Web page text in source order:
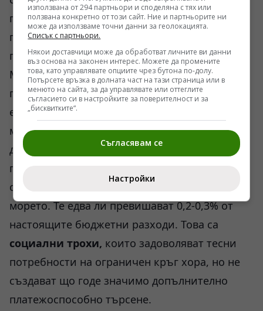
предприемачите да започнат да произвеждат
повече стоки няма на кого да ги продават,
поради липса на платежоспособно търсене.
Мерките за увеличение на майчинските
помощи, помощите за първокласниците,
енергийните помощи, ограничаването на
младежката безработица с няколко хиляди
души и други подобни, също могат да
помогнат на ограничен кръг хора, но в
сегашните им скромни мащаби са капка в
морето. Те едва ли превишават 0,2-0,3% от
настоящите бюджетни разходи. Това са
социални трохи, които задоволяват тесни
потребности на ограничен кръг хора, но не
създават що годе значимо допълнително
платежоспособно търсене.
използвана от 294 партньори и споделяна с тях или
ползвана конкретно от този сайт. Ние и партньорите ни
може да използваме точни данни за геолокацията.
Списък с партньори.
Някои доставчици може да обработват личните ви данни
въз основа на законен интерес. Можете да промените
това, като управлявате опциите чрез бутона по-долу.
Потърсете връзка в долната част на тази страница или в
менюто на сайта, за да управлявате или оттеглите
съгласието си в настройките за поверителност и за
„бисквитките“.
Съгласявам се
Настройки